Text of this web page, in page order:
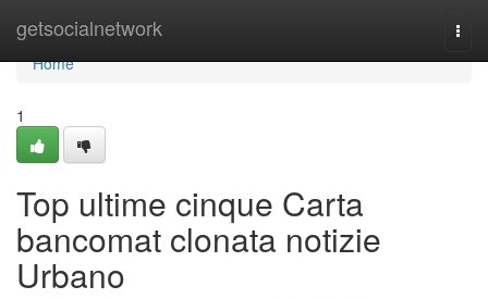
getsocialnetwork
Home
Home
1
Top ultime cinque Carta
bancomat clonata notizie
Urbano